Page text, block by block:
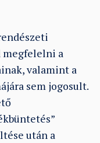
megfelelni a
valamint a
sem jogosult.
után a